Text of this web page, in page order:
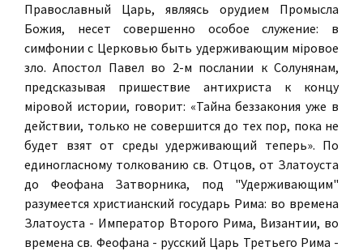
Православный Царь, являясь орудием Промысла
Божия, несет совершенно особое служение: в
симфонии с Церковью быть удерживающим мiровое
зло. Апостол Павел во 2-м послании к Солунянам,
предсказывая пришествие антихриста к концу
мiровой истории, говорит: «Тайна беззакония уже в
действии, только не совершится до тех пор, пока не
будет взят от среды удерживающий теперь». По
единогласному толкованию св. Отцов, от Златоуста
до Феофана Затворника, под "Удерживающим"
разумеется христианский государь Рима: во времена
Златоуста - Император Второго Рима, Византии, во
времена св. Феофана - русский Царь Третьего Рима -